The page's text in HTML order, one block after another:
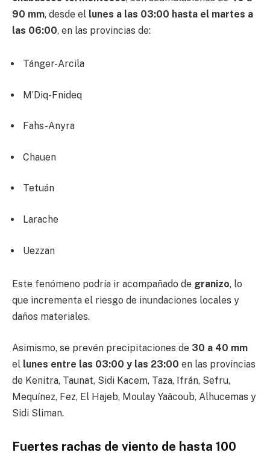
90 mm, desde el lunes a las 03:00 hasta el martes a
las 06:00, en las provincias de:
Tánger-Arcila
M’Diq-Fnideq
Fahs-Anyra
Chauen
Tetuán
Larache
Uezzan
Este fenómeno podría ir acompañado de granizo, lo
que incrementa el riesgo de inundaciones locales y
daños materiales.
Asimismo, se prevén precipitaciones de 30 a 40 mm
el lunes entre las 03:00 y las 23:00 en las provincias
de Kenitra, Taunat, Sidi Kacem, Taza, Ifrán, Sefru,
Mequínez, Fez, El Hajeb, Moulay Yaâcoub, Alhucemas y
Sidi Sliman.
Fuertes rachas de viento de hasta 100